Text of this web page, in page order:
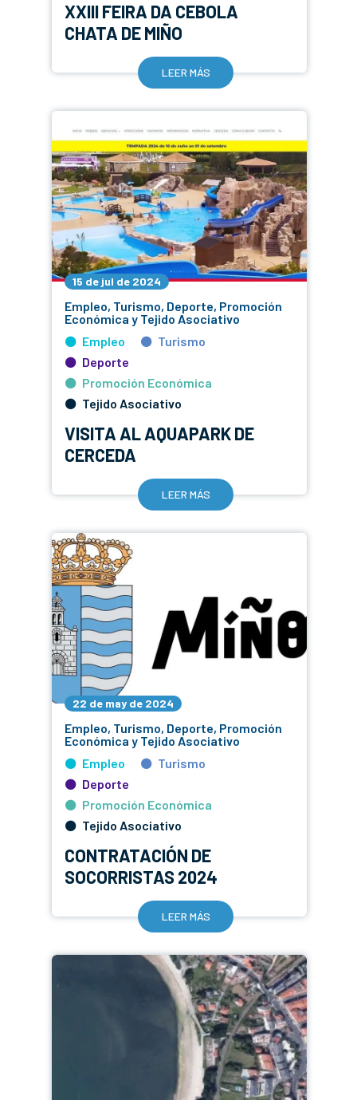
XXIII FEIRA DA CEBOLA
CHATA DE MIÑO
LEER MÁS
15 de jul de 2024
Empleo, Turismo, Deporte, Promoción
Económica y Tejido Asociativo
Empleo
Turismo
Deporte
Promoción Económica
Tejido Asociativo
VISITA AL AQUAPARK DE
CERCEDA
LEER MÁS
22 de may de 2024
Empleo, Turismo, Deporte, Promoción
Económica y Tejido Asociativo
Empleo
Turismo
Deporte
Promoción Económica
Tejido Asociativo
CONTRATACIÓN DE
SOCORRISTAS 2024
LEER MÁS